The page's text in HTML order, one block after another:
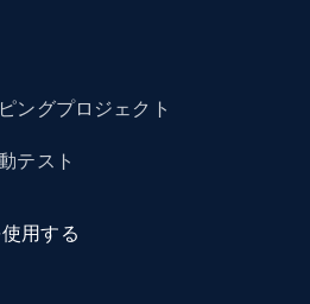
ングプロジェクト
テスト
用する